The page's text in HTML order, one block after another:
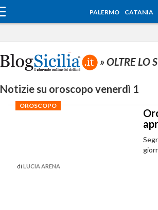
PALERMO CATANIA
» OLTRE LO
Notizie su oroscopo venerdì 1
OROSCOPO
diLUCIA ARENA